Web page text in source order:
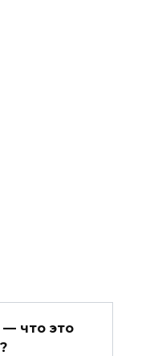
— что это